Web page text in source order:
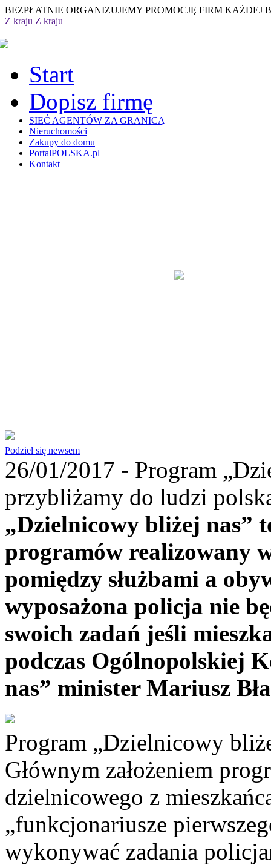
BEZPŁATNIE ORGANIZUJEMY PROMOCJĘ FIRM KAŻDEJ
Z kraju Z kraju
Start
Dopisz firmę
SIEĆ AGENTÓW ZA GRANICĄ
Nieruchomości
Zakupy do domu
PortalPOLSKA.pl
Kontakt
Podziel się newsem
26/01/2017 - Program
przybliżamy do ludzi
„Dzielnicowy bliżej nas”
programów realizowany
pomiędzy służbami a
wyposażona policja nie
swoich zadań jeśli
podczas Ogólnopolskiej
nas” minister Mariusz
Program „Dzielnicowy
Głównym założeniem
dzielnicowego z
„funkcjonariusze
wykonywać zadania